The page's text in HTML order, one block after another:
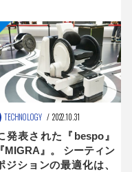
TECHNOLOGY 2022.10.31
発表された『bespo』
MIGRA』。 シーティン
ジションの最適化は、